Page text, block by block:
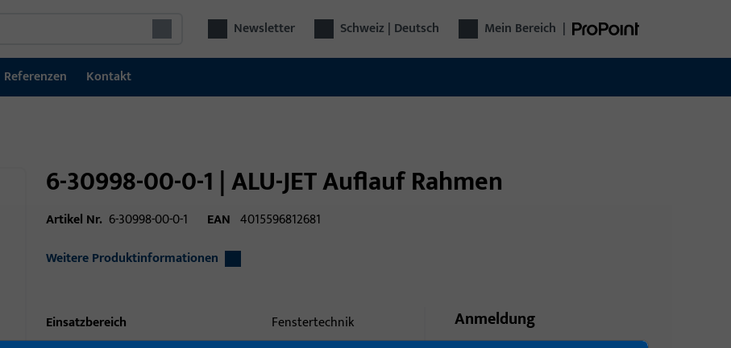
Newsletter Schweiz | Deutsch Mein Bereich |
Referenzen Kontakt
6-30998-00-0-1 | ALU-JET Auflauf Rahmen
Artikel Nr. 6-30998-00-0-1 EAN 4015596812681
Weitere Produktinformationen
Einsatzbereich
Fenstertechnik
Anmeldung